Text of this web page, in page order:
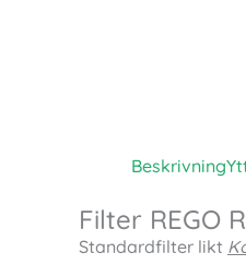
Beskrivning
Filter REGO
Standardfilter likt